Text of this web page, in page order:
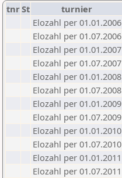
tnrSt turnier
Elozahl per 01.01.2006
Elozahl per 01.07.2006
Elozahl per 01.01.2007
Elozahl per 01.07.2007
Elozahl per 01.01.2008
Elozahl per 01.07.2008
Elozahl per 01.01.2009
Elozahl per 01.07.2009
Elozahl per 01.01.2010
Elozahl per 01.07.2010
Elozahl per 01.01.2011
Elozahl per 01.07.2011